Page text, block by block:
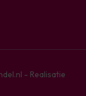
- Realisatie